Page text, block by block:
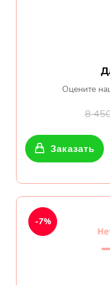
Оцените
8
Заказать
-7%